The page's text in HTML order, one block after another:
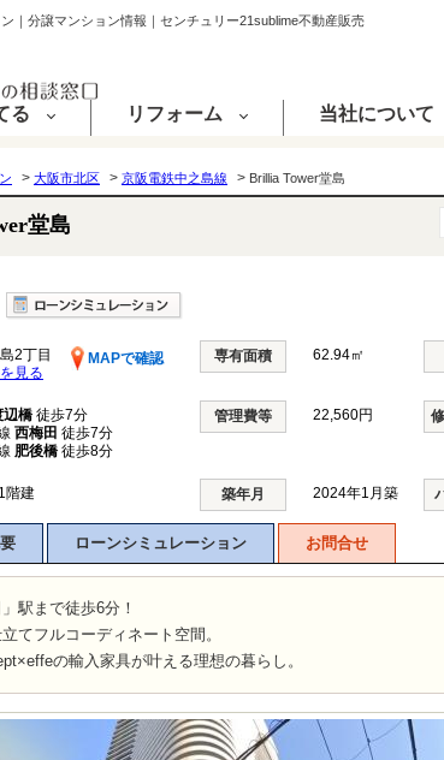
｜分譲マンション情報｜センチュリー21sublime不動産販売
る リフォーム 当社について
> 大阪市北区 > 京阪電鉄中之島線 > Brillia Tower堂島
堂島
2丁目
MAPで確認
見る
専有面積 62.94㎡
辺橋 徒歩7分
西梅田 徒歩7分
肥後橋 徒歩8分
管理費等 22,560円
階建 築年月 2024年1月築
ローンシミュレーション お問合せ
」駅まで徒歩6分！
てフルコーディネート空間。
の輸入家具が叶える理想の暮らし。